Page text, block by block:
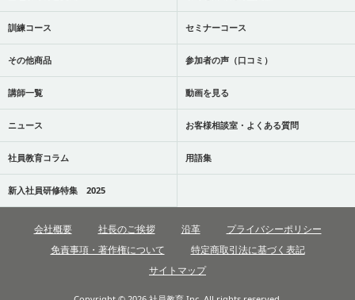
訓練コース セミナーコース
その他商品 参加者の声（口コミ）
講師一覧 動画を見る
ニュース お客様相談室・よくある質問
社員教育コラム 用語集
新入社員研修特集 2025
会社概要 社長のご挨拶 沿革
プライバシーポリシー
免責事項・著作権について
特定商取引法に基づく表記
サイトマップ